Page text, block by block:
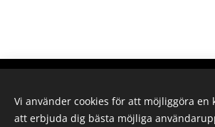
Vi använder cookies för att möjliggöra
att erbjuda dig bästa möjliga